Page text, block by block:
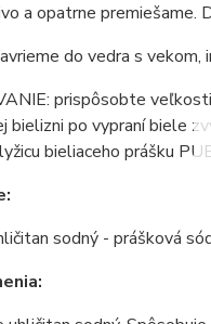
a opatrne premiešame.
do vedra s vekom,
prispôsobte
bielizni po vypraní biele
bieliaceho prášku
sodný - prášková